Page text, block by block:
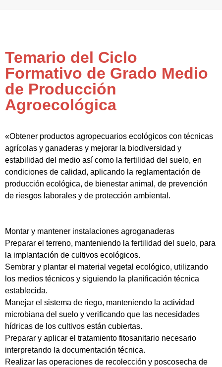
Temario del Ciclo
Formativo de Grado Medio
de Producción
Agroecológica
«Obtener productos agropecuarios ecológicos con técnicas
agrícolas y ganaderas y mejorar la biodiversidad y
estabilidad del medio así como la fertilidad del suelo, en
condiciones de calidad, aplicando la reglamentación de
producción ecológica, de bienestar animal, de prevención
de riesgos laborales y de protección ambiental.
Montar y mantener instalaciones agroganaderas
Preparar el terreno, manteniendo la fertilidad del suelo, para
la implantación de cultivos ecológicos.
Sembrar y plantar el material vegetal ecológico, utilizando
los medios técnicos y siguiendo la planificación técnica
establecida.
Manejar el sistema de riego, manteniendo la actividad
microbiana del suelo y verificando que las necesidades
hídricas de los cultivos están cubiertas.
Preparar y aplicar el tratamiento fitosanitario necesario
interpretando la documentación técnica.
Realizar las operaciones de recolección y poscosecha de